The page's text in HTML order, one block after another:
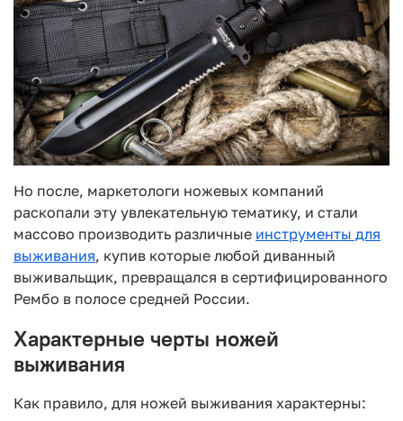
Но после, маркетологи ножевых компаний
раскопали эту увлекательную тематику, и стали
массово производить различные инструменты для
выживания, купив которые любой диванный
выживальщик, превращался в сертифицированного
Рембо в полосе средней России.
Характерные черты ножей
выживания
Как правило, для ножей выживания характерны: